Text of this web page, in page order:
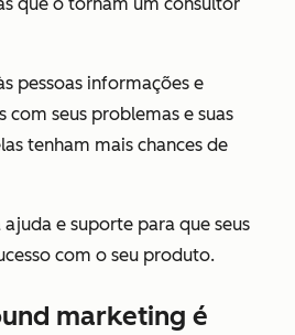
pessoas informações e
com seus problemas e suas
tenham mais chances de
ajuda e suporte para que seus
com o seu produto.
marketing é